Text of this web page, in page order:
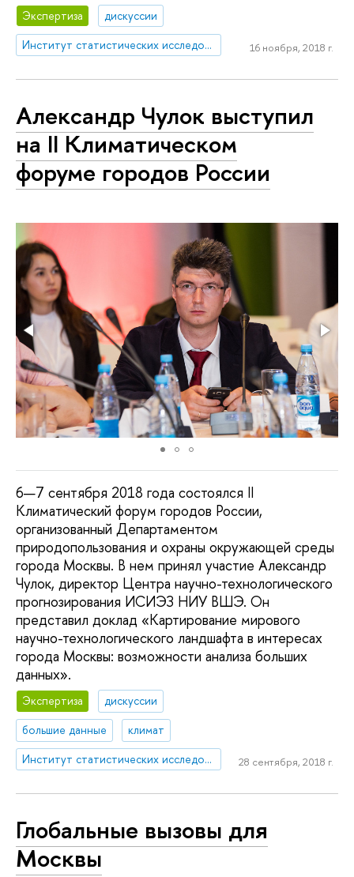
Экспертиза
дискуссии
Институт статистических исследований и экономики знаний
16 ноября, 2018 г.
Александр Чулок выступил
на II Климатическом
форуме городов России
6—7 сентября 2018 года состоялся II
Климатический форум городов России,
организованный Департаментом
природопользования и охраны окружающей среды
города Москвы. В нем принял участие Александр
Чулок, директор Центра научно-технологического
прогнозирования ИСИЭЗ НИУ ВШЭ. Он
представил доклад «Картирование мирового
научно-технологического ландшафта в интересах
города Москвы: возможности анализа больших
данных».
Экспертиза
дискуссии
большие данные
климат
Институт статистических исследований и экономики знаний
28 сентября, 2018 г.
Глобальные вызовы для
Москвы